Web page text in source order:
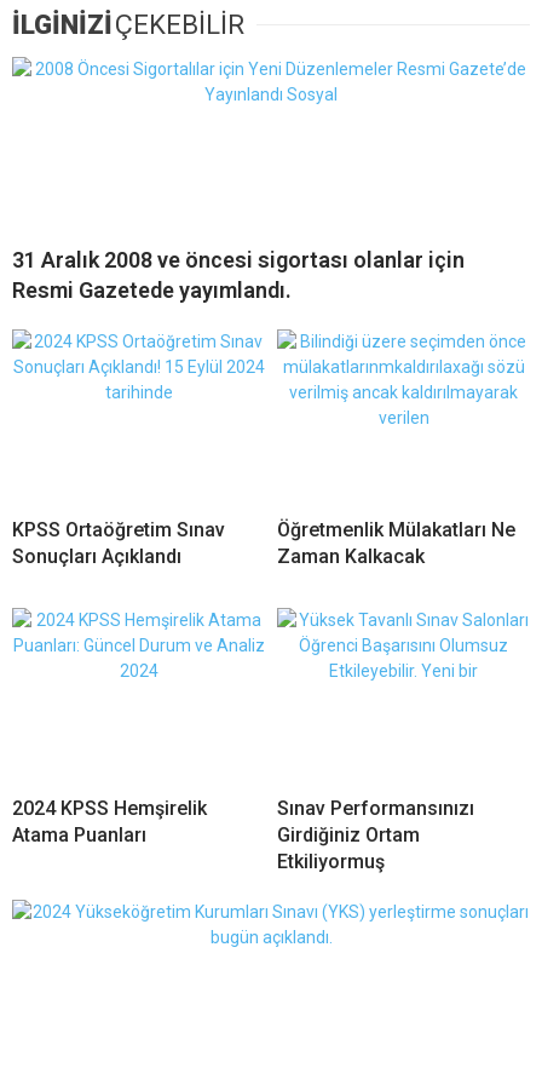
İLGİNİZİ ÇEKEBİLİR
31 Aralık 2008 ve öncesi sigortası olanlar için
Resmi Gazetede yayımlandı.
KPSS Ortaöğretim Sınav
Sonuçları Açıklandı
Öğretmenlik Mülakatları Ne
Zaman Kalkacak
2024 KPSS Hemşirelik
Atama Puanları
Sınav Performansınızı
Girdiğiniz Ortam
Etkiliyormuş